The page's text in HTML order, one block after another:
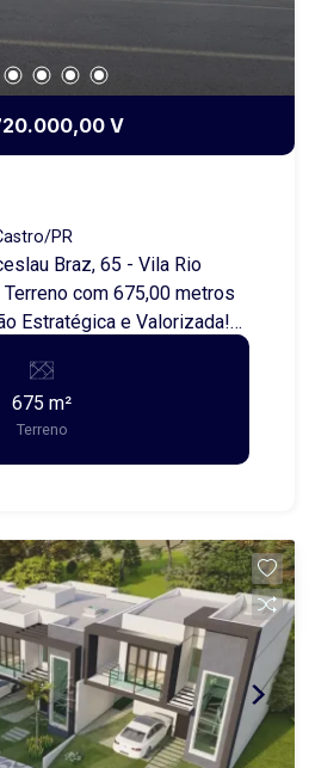
Entre em contato e
V
PR
Braz, 65 - Vila Rio
Estratégica e Valorizada!
para quem busca um
Este terreno conta com
sendo 13,50 metros
possibilidades de
deseja construir sua
quem busca o local
seu próprio negócio. A área
boa visibilidade e está
pontos de comércio e
retorno. Obs.: Para
com metragem ainda
675 m²
Terreno